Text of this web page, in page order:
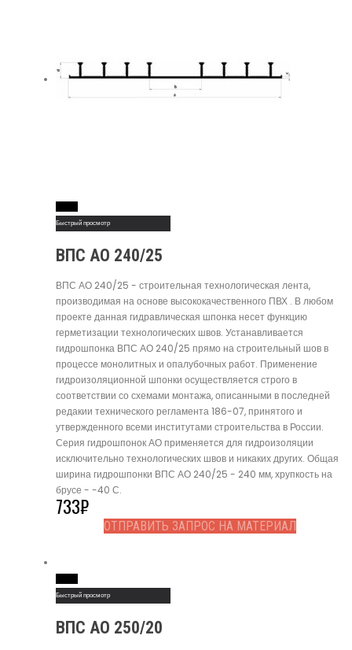
Быстрый просмотр
ВПС АО 240/25
ВПС АО 240/25 - строительная технологическая лента,
производимая на основе высококачественного ПВХ . В любом
проекте данная гидравлическая шпонка несет функцию
герметизации технологических швов. Устанавливается
гидрошпонка ВПС АО 240/25 прямо на строительный шов в
процессе монолитных и опалубочных работ. Применение
гидроизоляционной шпонки осуществляется строго в
соответствии со схемами монтажа, описанными в последней
редакии технического регламента 186-07, принятого и
утвержденного всеми институтами строительства в России.
Серия гидрошпонок АО применяется для гидроизоляции
исключительно технологических швов и никаких других. Общая
ширина гидрошпонки ВПС АО 240/25 - 240 мм, хрупкость на
брусе - -40 С.
733₽
ОТПРАВИТЬ ЗАПРОС НА МАТЕРИАЛ
Быстрый просмотр
ВПС АО 250/20